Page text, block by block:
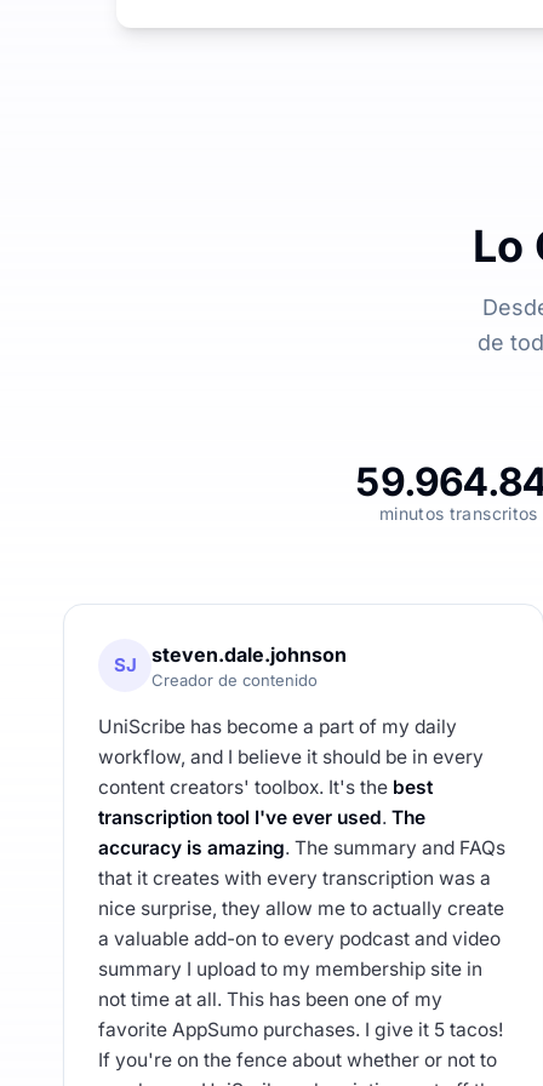
Lo
de
minutos transcritos
SJ steven.dale.johnson
Creador de contenido
UniScribe has become a part of my daily
workflow, and I believe it should be in every
content creators' toolbox. It's the best
transcription tool I've ever used. The
accuracy is amazing. The summary and FAQs
that it creates with every transcription was a
nice surprise, they allow me to actually create
a valuable add-on to every podcast and video
summary I upload to my membership site in
not time at all. This has been one of my
favorite AppSumo purchases. I give it 5 tacos!
If you're on the fence about whether or not to